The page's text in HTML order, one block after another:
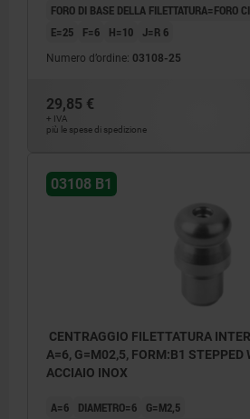
FORO DI BASE DELLA FILETTATURA=FORO
E=25
F=6 H=10 J=R 6
Numero d’ordine: 03108-25
29,85 €
+ IVA
più le spese di spedizione
03108 B1
CENTRAGGIO FILETTATURA
A=6, G=M02,5, FORM:B1 STEPPED
ACCIAIO INOX
A=6 DIAMETRO=6
G=M2,5